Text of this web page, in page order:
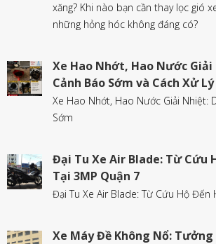
xăng? Khi nào bạn cần thay lọc gió
những hỏng hóc không đáng có?
Xe Hao Nhớt, Hao Nước Giải
Cảnh Báo Sớm và Cách Xử
Xe Hao Nhớt, Hao Nước Giải Nhiệt:
Sớm
Đại Tu Xe Air Blade: Từ Cứu
Tại 3MP Quận 7
Đại Tu Xe Air Blade: Từ Cứu Hộ Đến
Xe Máy Đề Không Nổ: Tưởng